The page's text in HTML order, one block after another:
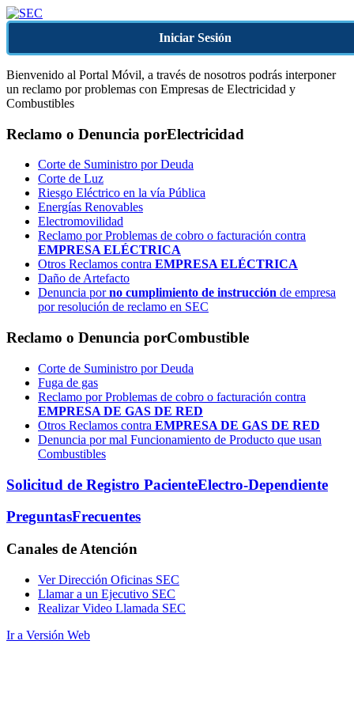
Iniciar Sesión
Bienvenido al Portal Móvil, a través de nosotros podrás interponer
un reclamo por problemas con Empresas de Electricidad y
Combustibles
Reclamo o Denuncia porElectricidad
Corte de Suministro por Deuda
Corte de Luz
Riesgo Eléctrico en la vía Pública
Energías Renovables
Electromovilidad
Reclamo por Problemas de cobro o facturación contra
EMPRESA ELÉCTRICA
Otros Reclamos contra EMPRESA ELÉCTRICA
Daño de Artefacto
Denuncia porno cumplimiento de instrucción de empresa
por resolución de reclamo en SEC
Reclamo o Denuncia porCombustible
Corte de Suministro por Deuda
Fuga de gas
Reclamo por Problemas de cobro o facturación contra
EMPRESA DE GAS DE RED
Otros Reclamos contra EMPRESA DE GAS DE RED
Denuncia por mal Funcionamiento de Producto que usan
Combustibles
Solicitud de Registro PacienteElectro-Dependiente
PreguntasFrecuentes
Canales de Atención
Ver Dirección Oficinas SEC
Llamar a un Ejecutivo SEC
Realizar Video Llamada SEC
Ir a Versión Web